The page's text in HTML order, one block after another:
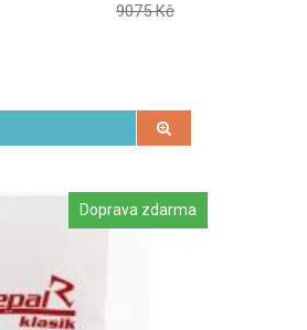
9075 Kč
Doprava zdarma